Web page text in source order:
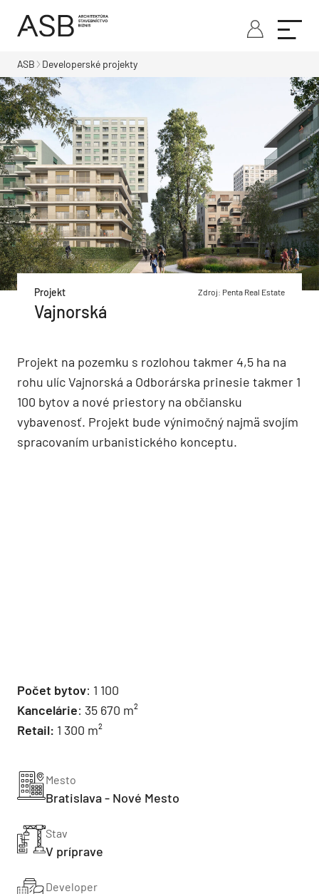
ASB Developerské projekty
Projekt Zdroj: Penta Real Estate
Vajnorská
Projekt na pozemku s rozlohou takmer 4,5 ha na
rohu ulíc Vajnorská a Odborárska prinesie takmer 1
100 bytov a nové priestory na občiansku
vybavenosť. Projekt bude výnimočný najmä svojím
spracovaním urbanistického konceptu.
Počet bytov: 1 100
Kancelárie: 35 670 m²
Retail: 1 300 m²
Mesto
Bratislava - Nové Mesto
Stav
V príprave
Developer